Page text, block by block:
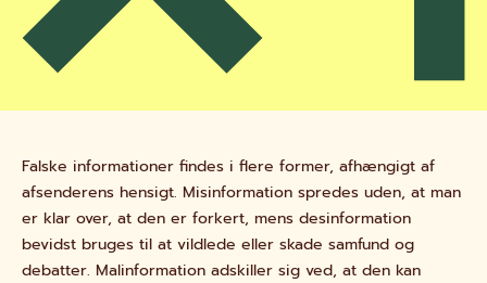
Falske informationer findes i flere former, afhængigt af
afsenderens hensigt. Misinformation spredes uden, at man
er klar over, at den er forkert, mens desinformation
bevidst bruges til at vildlede eller skade samfund og
debatter. Malinformation adskiller sig ved, at den kan